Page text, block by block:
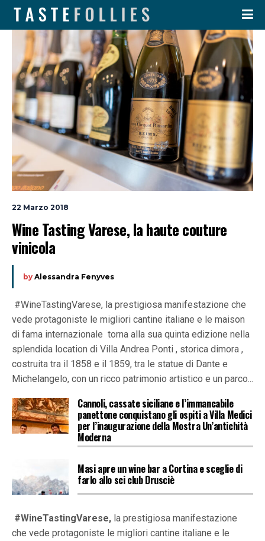
22 Marzo 2018
Wine Tasting Varese, la haute couture
vinicola
by Alessandra Fenyves
#WineTastingVarese, la prestigiosa manifestazione che
vede protagoniste le migliori cantine italiane e le maison
di fama internazionale torna alla sua quinta edizione nella
splendida location di Villa Andrea Ponti , storica dimora ,
costruita tra il 1858 e il 1859, tra le statue di Dante e
Michelangelo, con un ricco patrimonio artistico e un parco...
Cannoli, cassate siciliane e l’immancabile
panettone conquistano gli ospiti a Villa Medici
per l’inaugurazione della Mostra Un’antichità
Moderna
Masi apre un wine bar a Cortina e sceglie di
farlo allo sci club Drusciè
#WineTastingVarese, la prestigiosa manifestazione
che vede protagoniste le migliori cantine italiane e le